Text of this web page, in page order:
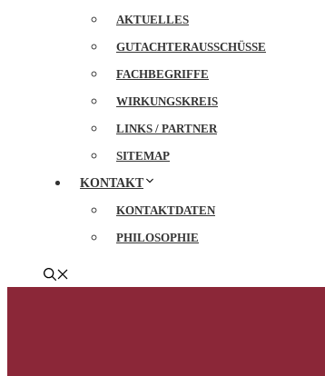
AKTUELLES
GUTACHTERAUSSCHÜSSE
FACHBEGRIFFE
WIRKUNGSKREIS
LINKS / PARTNER
SITEMAP
KONTAKT
KONTAKTDATEN
PHILOSOPHIE